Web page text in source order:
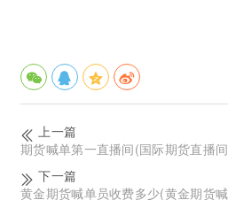
上一篇
期货喊单第一直播间(国际期货直播
下一篇
黄金期货喊单员收费多少(黄金期货